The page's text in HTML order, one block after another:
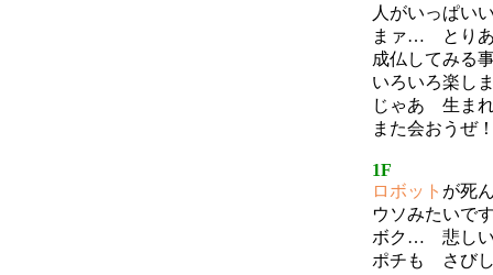
人がいっぱい
まァ… とりあ
成仏してみる
いろいろ楽し
じゃあ 生ま
また会おうぜ
1F
ロボット が死
ウソみたいで
ボク… 悲し
ポチも さび